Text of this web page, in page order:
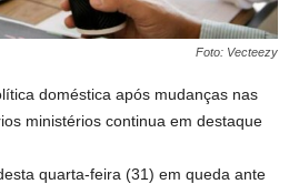
Foto: Vecteezy
doméstica após mudanças nas
ministérios continua em destaque
quarta-feira (31) em queda ante